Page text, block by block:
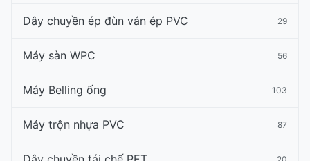
Dây chuyền ép đùn ván ép PVC 29
Máy sàn WPC 56
Máy Belling ống 103
Máy trộn nhựa PVC 87